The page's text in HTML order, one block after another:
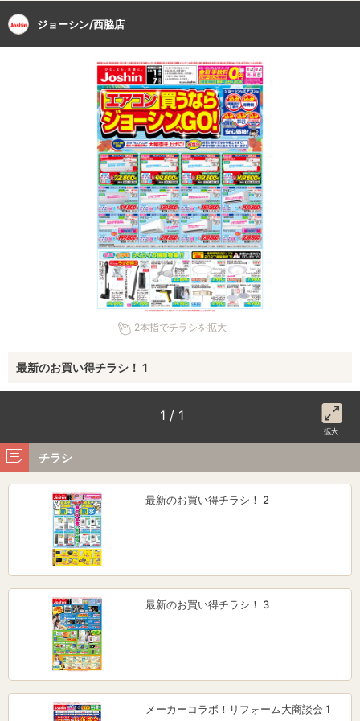
ジョーシン/西脇店
2本指でチラシを拡大
最新のお買い得チラシ！ 1
1 / 1
拡大
チラシ
最新のお買い得チラシ！ 2
最新のお買い得チラシ！ 3
メーカーコラボ！リフォーム大商談会 1